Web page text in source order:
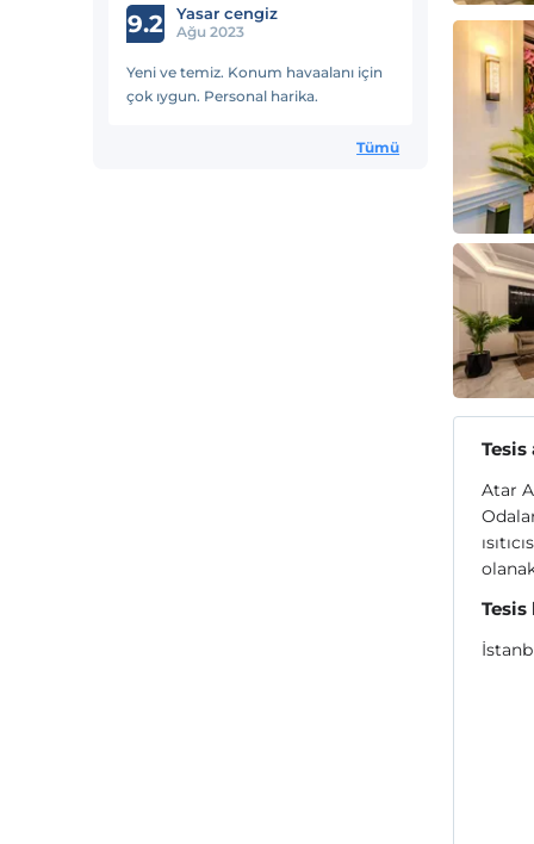
9.2 Yasar cengiz
Ağu 2023
Yeni ve temiz. Konum havaalanı için
çok ıygun. Personal harika.
Tümü
Tesis
Atar